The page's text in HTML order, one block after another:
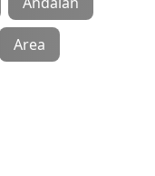
Area